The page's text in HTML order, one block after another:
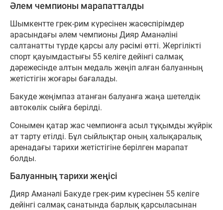
Әлем чемпионы марапатталды
Шымкентте грек-рим күресінен жасөспірімдер
арасындағы әлем чемпионы Дияр Аманәліні
салтанатты түрде қарсы алу рәсімі өтті. Жергілікті
спорт қауымдастығы 55 келіге дейінгі салмақ
дәрежесінде алтын медаль жеңіп алған балуанның
жетістігін жоғары бағалады.
Бакуде жеңімпаз атанған балуанға жаңа шетелдік
автокөлік сыйға берілді.
Сонымен қатар жас чемпионға асыл тұқымды жүйрік
ат тарту етілді. Бұл сыйлықтар оның халықаралық
аренадағы тарихи жетістігіне берілген марапат
болды.
Балуанның тарихи жеңісі
Дияр Аманәлі Бакуде грек-рим күресінен 55 келіге
дейінгі салмақ санатында барлық қарсыласынан